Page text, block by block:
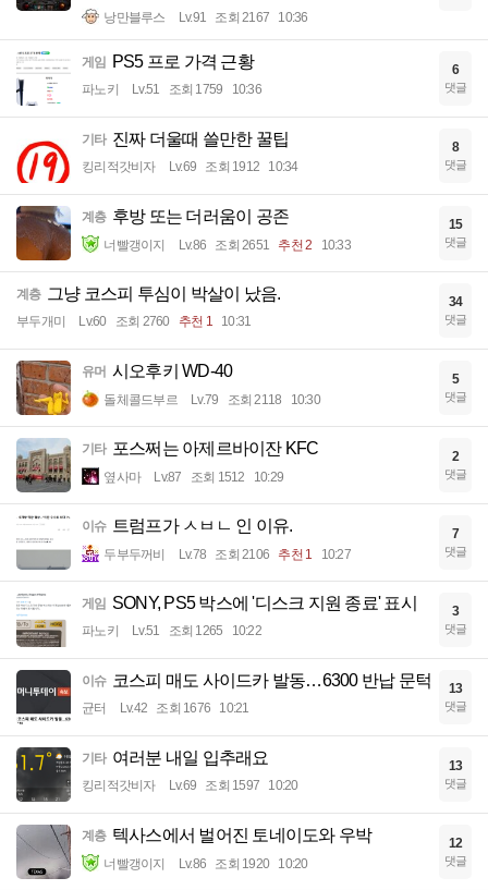
낭만블루스 Lv.91 조회 2167 10:36
게임 PS5 프로 가격 근황
파노키 Lv.51 조회 1759 10:36
6
댓글
기타 진짜 더울때 쓸만한 꿀팁
킹리적갓비자 Lv.69 조회 1912 10:34
8
댓글
계층 후방 또는 더러움이 공존
너빨갱이지 Lv.86 조회 2651 추천 2 10:33
15
댓글
계층 그냥 코스피 투심이 박살이 났음.
부두개미 Lv.60 조회 2760 추천 1 10:31
34
댓글
유머 시오후키 WD-40
돌체콜드부르 Lv.79 조회 2118 10:30
5
댓글
기타 포스쩌는 아제르바이잔 KFC
옆사마 Lv.87 조회 1512 10:29
2
댓글
이슈 트럼프가 ㅅㅂㄴ 인 이유.
두부두꺼비 Lv.78 조회 2106 추천 1 10:27
7
댓글
게임 SONY, PS5 박스에 '디스크 지원 종료' 표시
파노키 Lv.51 조회 1265 10:22
3
댓글
이슈 코스피 매도 사이드카 발동…6300 반납 문턱
균터 Lv.42 조회 1676 10:21
13
댓글
기타 여러분 내일 입추래요
킹리적갓비자 Lv.69 조회 1597 10:20
13
댓글
계층 텍사스에서 벌어진 토네이도와 우박
너빨갱이지 Lv.86 조회 1920 10:20
12
댓글